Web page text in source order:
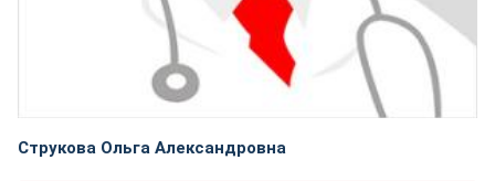
Струкова Ольга Александровна